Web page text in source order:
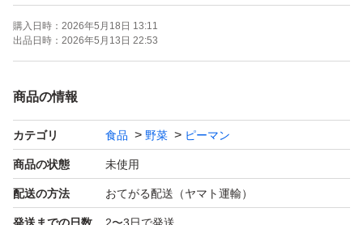
IPM農業は、化学合成農薬だけに頼らず、天敵昆虫（てん
とう虫）や防虫ネットなどを組み合わせる農法です。
農薬の利用率を慣行栽培と比べて1/3以下に減らしまし
す。健康志向の方にもおすすめです。
【たっぷり大容量7キロ】
7キロのボリュームで、家庭料理や業務用にも最適。多彩
購入日時： 2026年5月18日 13:11
出品日時： 2026年5月13日 22:53
商品の情報
カテゴリ 食品 野菜 ピーマン
商品の状態 未使用
配送の方法 おてがる配送（ヤマト運輸）